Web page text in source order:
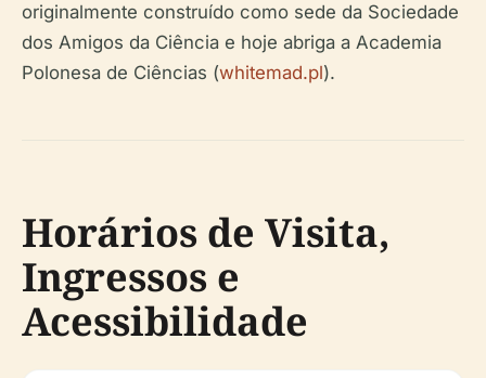
originalmente construído como sede da Sociedade
dos Amigos da Ciência e hoje abriga a Academia
Polonesa de Ciências (whitemad.pl).
Horários de Visita,
Ingressos e
Acessibilidade